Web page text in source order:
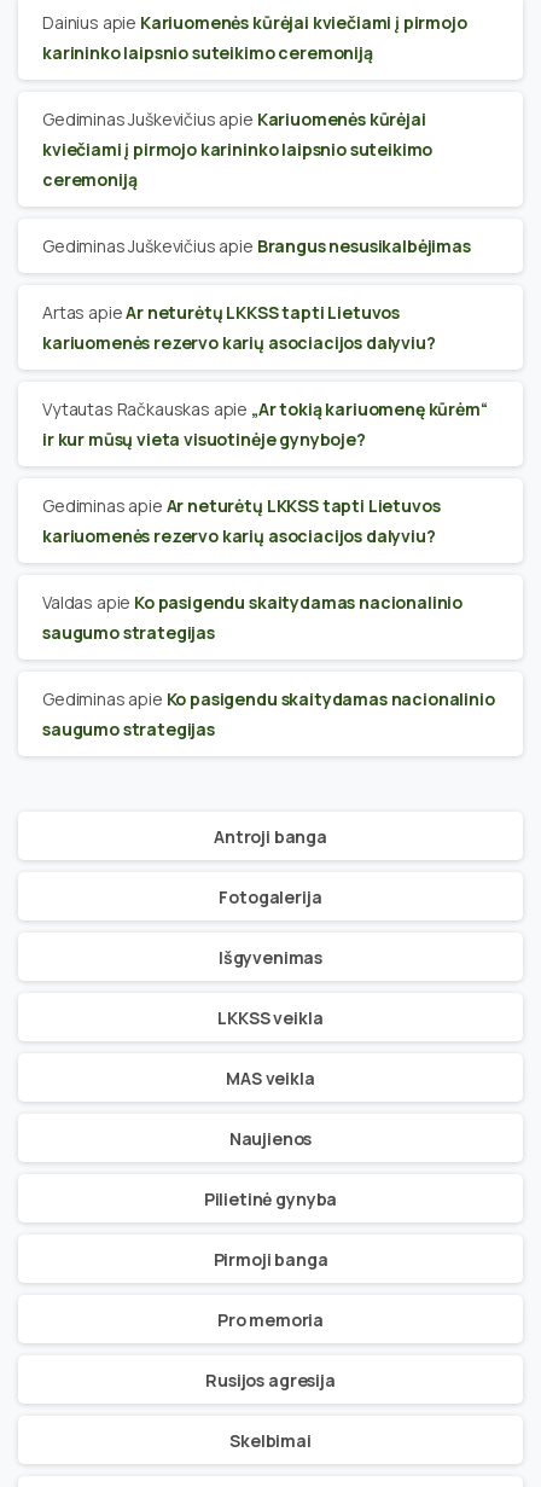
Dainius apie Kariuomenės kūrėjai kviečiami į pirmojo
karininko laipsnio suteikimo ceremoniją
Gediminas Juškevičius apie Kariuomenės kūrėjai
kviečiami į pirmojo karininko laipsnio suteikimo
ceremoniją
Gediminas Juškevičius apie Brangus nesusikalbėjimas
Artas apieAr neturėtų LKKSS tapti Lietuvos
kariuomenės rezervo karių asociacijos dalyviu?
Vytautas Račkauskas apie „Ar tokią kariuomenę kūrėm“
ir kur mūsų vieta visuotinėje gynyboje?
Gediminas apie Ar neturėtų LKKSS tapti Lietuvos
kariuomenės rezervo karių asociacijos dalyviu?
Valdas apie Ko pasigendu skaitydamas nacionalinio
saugumo strategijas
Gediminas apie Ko pasigendu skaitydamas nacionalinio
saugumo strategijas
Antroji banga
Fotogalerija
Išgyvenimas
LKKSS veikla
MAS veikla
Naujienos
Pilietinė gynyba
Pirmoji banga
Pro memoria
Rusijos agresija
Skelbimai